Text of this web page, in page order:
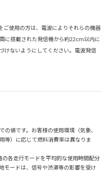
ご使用の方は、電波によりそれらの機器
に搭載された発信機から約22cm以内に
けないようにしてください。電波発信
値です。お客様の使用環境（気象、
等）に応じて燃料消費率は異なりま
各走行モードを平均的な使用時間配分
モードは、信号や渋滞等の影響を受け